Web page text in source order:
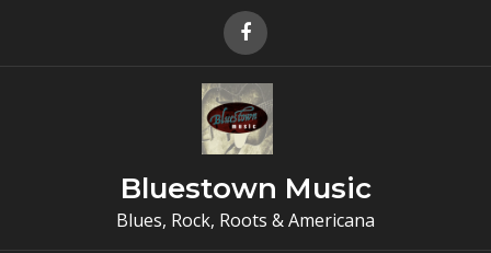
Bluestown Music
Blues, Rock, Roots & Americana